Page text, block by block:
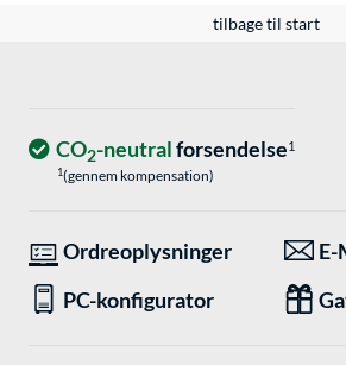
tilbage til start
CO2-neutralforsendelse1
1(gennem kompensation)
Ordreoplysninger
E-
PC-konfigurator